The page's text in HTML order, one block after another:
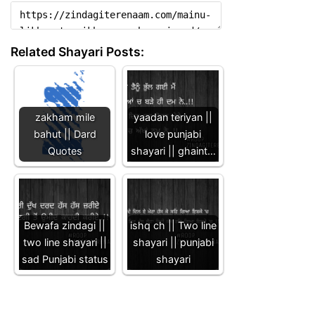
Related Shayari Posts:
zakham mile
bahut || Dard
Quotes
yaadan teriyan ||
love punjabi
shayari || ghaint…
Bewafa zindagi ||
two line shayari ||
sad Punjabi status
ishq ch || Two line
shayari || punjabi
shayari